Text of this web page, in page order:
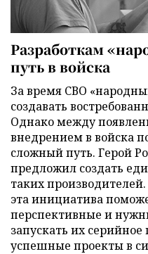
Разработкам
путь в войска
За время СВО
создавать
Однако между
внедрением в войска
сложный путь. Герой
предложил создать
таких
эта инициатива
перспективные и
запускать их
успешные проекты в